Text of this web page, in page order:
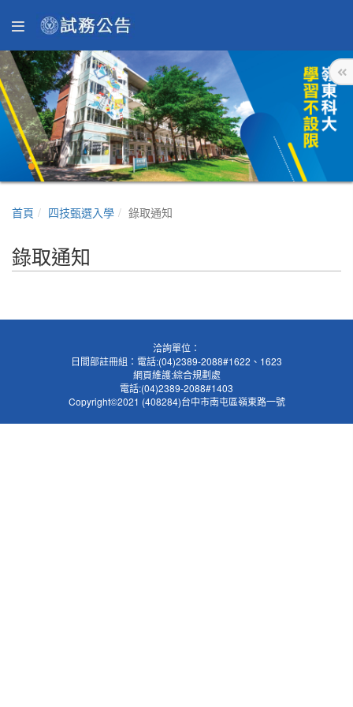
首頁 四技甄選入學 錄取通知
錄取通知
洽詢單位：
日間部註冊組：電話:(04)2389-2088#1622、1623
網頁維護:綜合規劃處
電話:(04)2389-2088#1403
Copyright©2021 (408284)台中市南屯區嶺東路一號